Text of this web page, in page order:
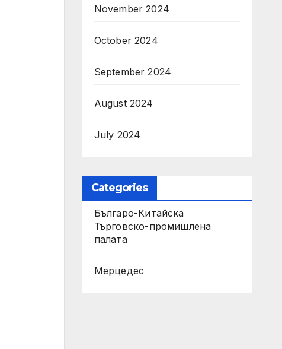
November 2024
October 2024
September 2024
August 2024
July 2024
Categories
Българо-Китайска
Търговско-промишлена
палaта
Мерцедес